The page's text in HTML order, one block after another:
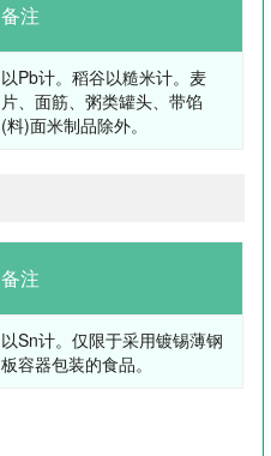
备注
以Pb计。稻谷以糙米计。麦
片、面筋、粥类罐头、带馅
(料)面米制品除外。
备注
以Sn计。仅限于采用镀锡薄钢
板容器包装的食品。